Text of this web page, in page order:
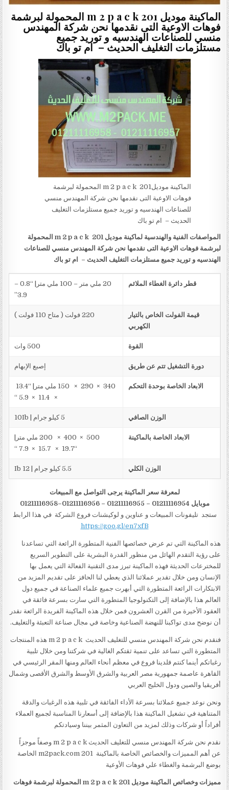
الماكينة موديل m 2 p a c k 201 المحمولة لبرشمة
فوهات الاوعية التى نقدمها نحن شركة المهندس
منسي للصناعات الهندسيه و توريد جميع
مستلزمات التغليف الحديث – ام تو باك
الماكينة موديلm 2 p a c k 201 المحمولة لبرشمة
فوهات الاوعية التى نقدمها نحن شركة المهندس منسي
للصناعات الهندسيه و توريد جميع مستلزمات التغليف
الحديث – ام تو باك
المواصفات الفنية والهندسية لماكينة موديل m 2 p a c k 201
المحمولة
لبرشمة فوهات الاوعية التى نقدمها نحن شركة المهندس منسي للصناعات
الهندسيه و توريد جميع مستلزمات التغليف الحديث – ام تو باك
قطر دائرة الغطاء الملائم
20 ملي متر – 100 ملي متر| “0.8 –
3.9”
قيمة الفولت الخاص بالتيار
الكهربي
220 فولت ( متاح 110 فولت )
القوة 500 وات
دورة التشغيل تتم عن طريق إصبع الإبهام
الابعاد الخاصة بوحدة التحكم
× 11.4 × 5.9 “
الوزن الصافي 5 كيلو جرام | 10Ib
الابعاد الخاصة بالماكينة
500 × 400 × 200 ملي متر|
“19.7 × 15.7 × 7.9 “
الوزن الكلي 5.5 كيلو جرام | 12 Ib
لمعرفة سعر الماكينة يرجى التواصل مع المبيعات
موبايل 01211116954 – 01211116955 – 01211116956–01211116958
ستجد تليفونات المبيعات و عناوين و لوكيشنات فروع الشركة في هذا الرابط
https://goo.gl/en7xfB
هذه الماكينة التي تم عرض خصائصها الفنية المتطورة الرائعة التي تساعدنا
على رؤية التقدم الهائل من منظور القدرة البشرية على التطوير السريع
للمخترعات الحديثة فهذه الماكينة تبرز مدى التقنية الفعالة التي يعمل بها
الإنسان ومن خلال تقدير عملائنا الذي يعطي لنا الحافز على تقديم المزيد من
الابتكارات الرائعة المتطورة التي أبهرت جميع علماء الصناعة في جميع دول
العالم هذا بالإضافة إلى التكنولوجيا المتطورة التي سارت بسرعة فائقة في
العقود الأخيرة من القرن العشرون فمن خلال هذه الماكينة الفريدة الرائعة نقدر
أن نوضح مدى تواكبنا للنهضة الصناعية وخاصة في مجال صناعة التعبئة والتغليف.
فنقدم نحن شركة المهندس منسي للتغليف الحديث m 2 p a c k هذه المنتجات
المتطورة التي تساعد على تنمية ثقتكم الغالية في شركتنا ومن خلال تلبية
رغباتكم أينما كنتم فلدينا فروع في معظم أنحاء العالم ومنها المقر الرئيسي في
القاهرة عاصمة جمهورية مصر العربية والشرق الأوسط والشرق الأقصى وشمال
أفريقيا والصين ودول الخليج العربي
ونحن نوعد جميع عملائنا بسرعة الأداء الفائقة في تلبية هذه الرغبات والدقة
المتناهية في تشغيل الماكينة هذا بالإضافة إلى أسعارنا المناسبة لجميع العملاء
أفراداً أو شركات وذلك لمزيد من التعاون المثمر بيننا وسيادتكم
نقدم نحن شركة المهندس منسي للتغليف الحديث m 2 p a c k وصفاً موجزاً
عن أهم المميزات والخصائص الخاصة بالماكينة m2pack.com 201 الخاصة
بوضع البرشمة والغطاء علي فوهات الأوعية
مميزات وخصائص الماكينة موديل m 2 p a c k 201
المحمولة لبرشمة فوهات